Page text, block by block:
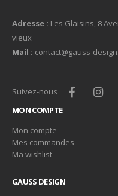
Adresse : Les Glaisins, 8
vieux
Mail : contact@gauss-
Suivez-nous
MON COMPTE
Mon compte
Mes commandes
Ma wishlist
GAUSS DESIGN